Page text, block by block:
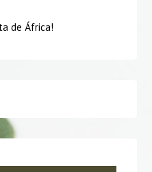
de África!